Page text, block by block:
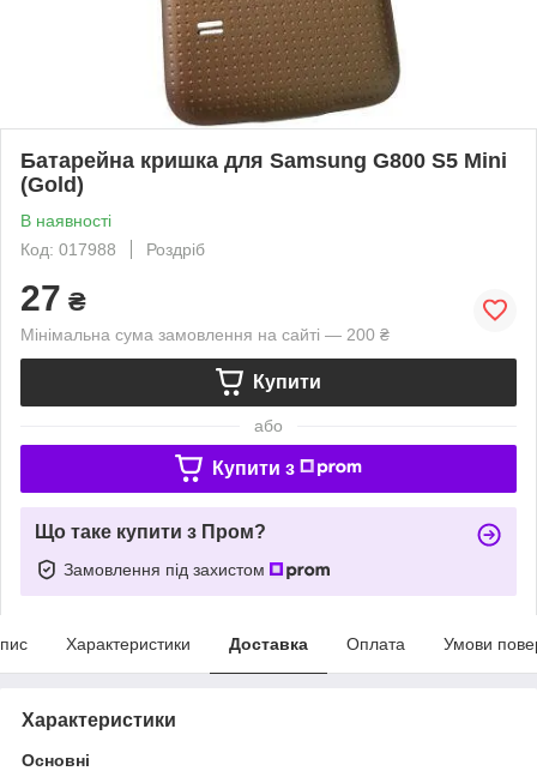
Батарейна кришка для Samsung G800 S5 Mini
(Gold)
В наявності
Код: 017988
Роздріб
27 ₴
Мінімальна сума замовлення на сайті — 200 ₴
Купити
або
Купити з
Що таке купити з Пром?
Замовлення під захистом
Характеристики Доставка Оплата Умови
Характеристики
Основні